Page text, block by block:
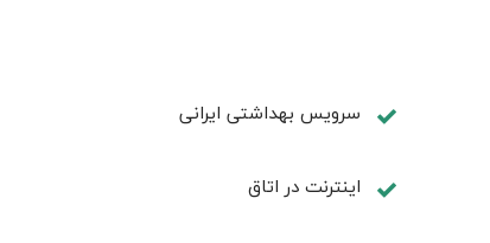
سرویس بهداشتی ایرانی
اينترنت در اتاق